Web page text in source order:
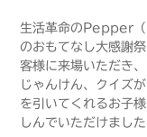
生活革命のPepper（
のおもてなし大感謝
客様に来場いただき
じゃんけん、クイズ
を引いてくれるお子
しんでいただけました